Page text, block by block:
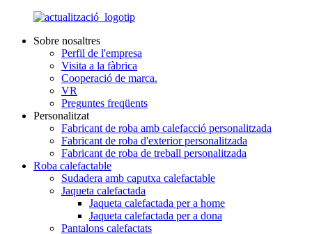
Sobre nosaltres
Perfil de l'empresa
Visita a la fàbrica
Cooperació de marca.
VR
Preguntes freqüents
Personalitzat
Fabricant de roba amb calefacció personalitzada
Fabricant de roba d'exterior personalitzada
Fabricant de roba de treball personalitzada
Roba calefactable
Sudadera amb caputxa calefactable
Jaqueta calefactada
Jaqueta calefactada per a home
Jaqueta calefactada per a dona
Pantalons calefactats